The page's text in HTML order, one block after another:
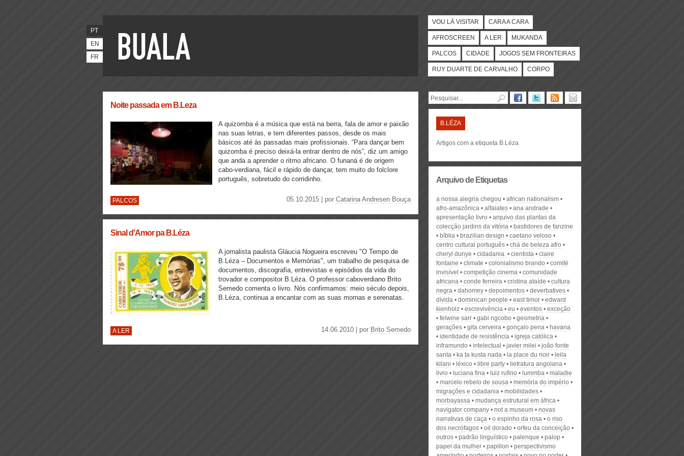
PT
EN
FR
VOU LÁ VISITAR CARA A CARA
AFROSCREEN A LER MUKANDA
PALCOS CIDADE JOGOS SEM FRONTEIRAS
RUY DUARTE DE CARVALHO CORPO
Noite passada em B.Leza
A quizomba é a música que está na berra, fala de amor e paixão
nas suas letras, e tem diferentes passos, desde os mais
básicos até às passadas mais profissionais. “Para dançar bem
quizomba é preciso deixá-la entrar dentro de nós”, diz um amigo
que anda a aprender o ritmo africano. O funaná é de origem
cabo-verdiana, fácil e rápido de dançar, tem muito do folclore
português, sobretudo do corridinho.
PALCOS 05.10.2015 | por Catarina Andresen Bouça
Sinal d'Amor pa B.Léza
A jornalista paulista Gláucia Nogueira escreveu "O Tempo de
B.Léza – Documentos e Memórias", um trabalho de pesquisa de
documentos, discografia, entrevistas e episódios da vida do
trovador e compositor B.Léza. O professor caboverdiano Brito
Semedo comenta o livro. Nós confirmamos: meio século depois,
B.Léza, continua a encantar com as suas mornas e serenatas.
A LER 14.06.2010 | por Brito Semedo
B.LÉZA
Artigos com a etiqueta B.Léza
Arquivo de Etiquetas
a nossa alegria chegou
african nationalism
afro-amazônica
alfaiates
ana andrade
apresentação livro
arquivo das plantas da
colecção jardins da vitória
bastidores de fanzine
bíblia
brazilian design
caetano veloso
centro cultural português
chá de beleza afro
cheryl dunye
cidadania. cientista
claire
fontaine
climate colonialismo brando
comité
invisível
competição cinema
comunidade
africana
conde ferreira cristina ataíde
cultura
negra
dahomey depoimentos
deverbatives
dívida
dominican people east timor
edward
kienholz
escrevivência eu eventos
exceção
felwine sarr
gabi ngcobo
geometria
gerações
gita cerveira gonçalo pena
havana
identidade de resistência
igreja católica
inframundo
intelectual javier milei
joão fonte
santa
ka ta kusta nada la place du noir
leila
kilani
léxico libre party
lietratura angolana
livro
luciana fina luiz rufino lummba
maladie
marcelo rebelo de sousa
memória do império
migrações e cidadania
mobilidades
morbayassa
mudança estrutural em áfrica
navigator company
not a museum
novas
narrativas de caça
o espinho da rosa
o riso
dos necrófagos
oil dorado
orfeu da conceição
outros
padrão linguístico palenque
palop
papel da mulher
papillon
perspectivismo